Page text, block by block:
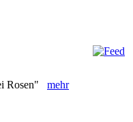
Rosen" mehr